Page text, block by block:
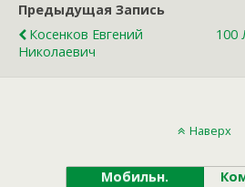
Предыдущая Запись
Косенков Евгений
Николаевич
100
Наверх
Мобильн.